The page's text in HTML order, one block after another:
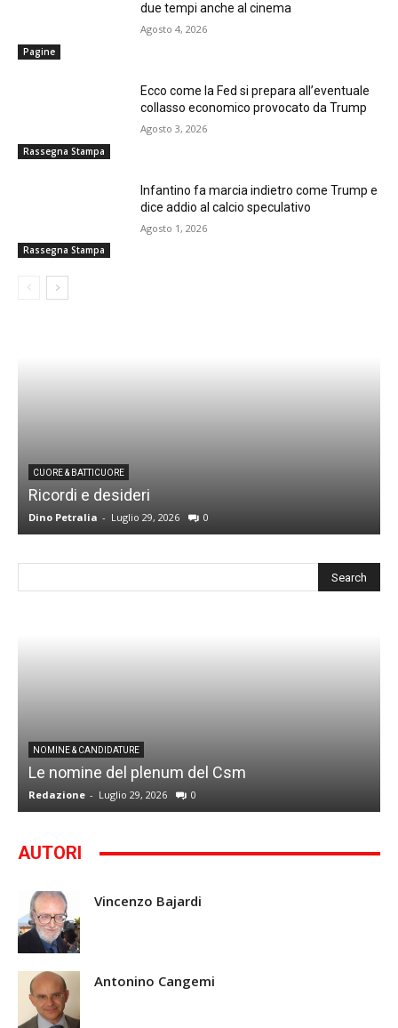
Pagine
due tempi anche al cinema
Agosto 4, 2026
Rassegna Stampa
Ecco come la Fed si prepara all’eventuale
collasso economico provocato da Trump
Agosto 3, 2026
Rassegna Stampa
Infantino fa marcia indietro come Trump e
dice addio al calcio speculativo
Agosto 1, 2026
CUORE & BATTICUORE
Ricordi e desideri
Dino Petralia - Luglio 29, 2026 0
NOMINE & CANDIDATURE
Le nomine del plenum del Csm
Redazione - Luglio 29, 2026 0
AUTORI
Vincenzo Bajardi
Antonino Cangemi